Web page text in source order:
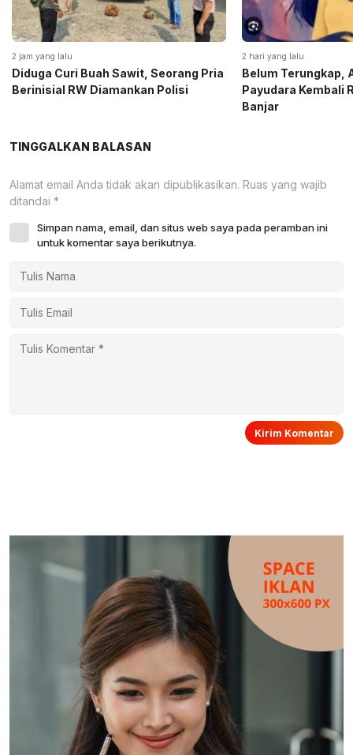
2 jam yang lalu
Diduga Curi Buah Sawit, Seorang Pria
Berinisial RW Diamankan Polisi
2 hari yang lalu
Belum Terungkap,
Payudara Kembali
Banjar
TINGGALKAN BALASAN
Alamat email Anda tidak akan dipublikasikan. Ruas yang wajib
ditandai *
Simpan nama, email, dan situs web saya pada peramban ini
untuk komentar saya berikutnya.